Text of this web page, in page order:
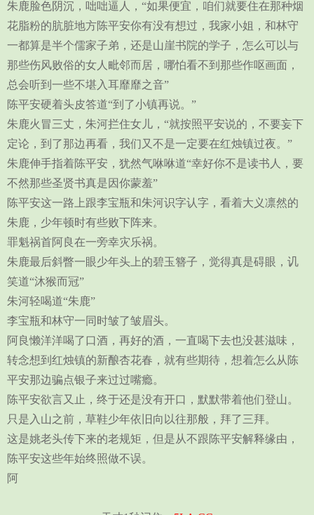
朱鹿脸色阴沉，咄咄逼人，“如果便宜，咱们就要住在那种烟
花脂粉的肮脏地方陈平安你有没有想过，我家小姐，和林守
一都算是半个儒家子弟，还是山崖书院的学子，怎么可以与
那些伤风败俗的女人毗邻而居，哪怕看不到那些作呕画面，
总会听到一些不堪入耳靡靡之音”
陈平安硬着头皮答道“到了小镇再说。”
朱鹿火冒三丈，朱河拦住女儿，“就按照平安说的，不要妄下
定论，到了那边再看，我们又不是一定要在红烛镇过夜。”
朱鹿伸手指着陈平安，犹然气咻咻道“幸好你不是读书人，要
不然那些圣贤书真是因你蒙羞”
陈平安这一路上跟李宝瓶和朱河识字认字，看着大义凛然的
朱鹿，少年顿时有些败下阵来。
罪魁祸首阿良在一旁幸灾乐祸。
朱鹿最后斜瞥一眼少年头上的碧玉簪子，觉得真是碍眼，讥
笑道“沐猴而冠”
朱河轻喝道“朱鹿”
李宝瓶和林守一同时皱了皱眉头。
阿良懒洋洋喝了口酒，再好的酒，一直喝下去也没甚滋味，
转念想到红烛镇的新酿杏花春，就有些期待，想着怎么从陈
平安那边骗点银子来过过嘴瘾。
陈平安欲言又止，终于还是没有开口，默默带着他们登山。
只是入山之前，草鞋少年依旧向以往那般，拜了三拜。
这是姚老头传下来的老规矩，但是从不跟陈平安解释缘由，
陈平安这些年始终照做不误。
阿